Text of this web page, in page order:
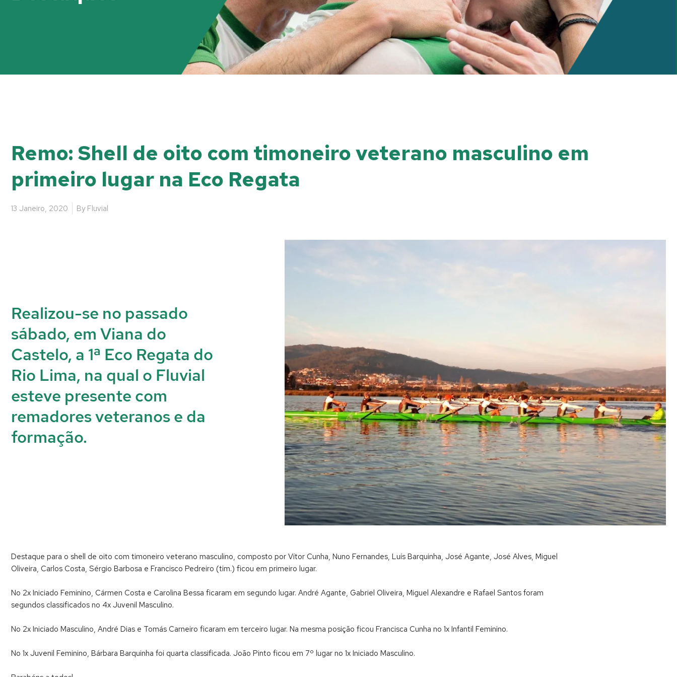
Remo: Shell de oito com timoneiro veterano masculino em
primeiro lugar na Eco Regata
13 Janeiro, 2020 By Fluvial
Realizou-se no passado
sábado, em Viana do
Castelo, a 1ª Eco Regata do
Rio Lima, na qual o Fluvial
esteve presente com
remadores veteranos e da
formação.
Destaque para o shell de oito com timoneiro veterano masculino, composto por Vítor Cunha, Nuno Fernandes, Luís Barquinha, José Agante, José Alves, Miguel
Oliveira, Carlos Costa, Sérgio Barbosa e Francisco Pedreiro (tim.) ficou em primeiro lugar.
No 2x Iniciado Feminino, Cármen Costa e Carolina Bessa ficaram em segundo lugar. André Agante, Gabriel Oliveira, Miguel Alexandre e Rafael Santos foram
segundos classificados no 4x Juvenil Masculino.
No 2x Iniciado Masculino, André Dias e Tomás Carneiro ficaram em terceiro lugar. Na mesma posição ficou Francisca Cunha no 1x Infantil Feminino.
No 1x Juvenil Feminino, Bárbara Barquinha foi quarta classificada. João Pinto ficou em 7º lugar no 1x Iniciado Masculino.